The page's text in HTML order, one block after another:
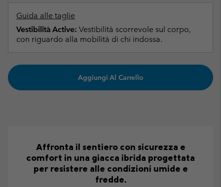
Guida alle taglie
Vestibilità Active: Vestibilità scorrevole sul corpo,
con riguardo alla mobilità di chi indossa.
Aggiungi Al Carrello
Affronta il sentiero con sicurezza e
comfort in una giacca ibrida progettata
per resistere alle condizioni umide e
fredde.